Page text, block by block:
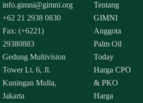
info.gimni@gimni.org
+62 21 2938 0830
Fax: (+6221)
29380883
Gedung Multivision
Tower Lt. 6, Jl.
Kuningan Mulia,
Jakarta
Tentang
GIMNI
Anggota
Palm Oil
Today
Harga CPO
& PKO
Harga